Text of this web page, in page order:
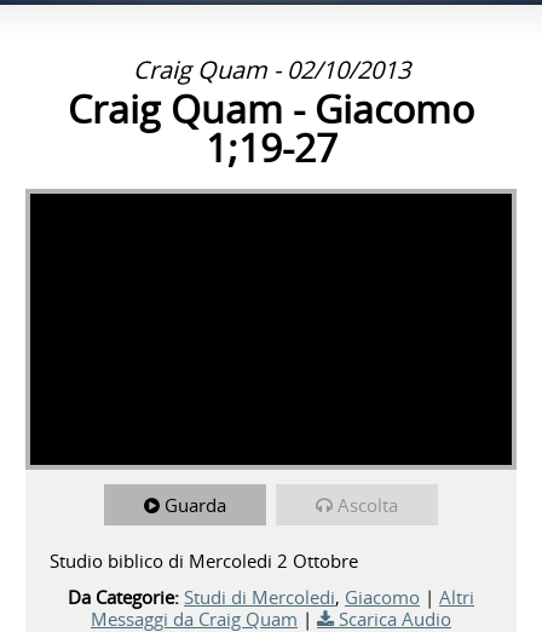
Craig Quam - 02/10/2013
Craig Quam - Giacomo
1;19-27
Guarda Ascolta
Studio biblico di Mercoledi 2 Ottobre
Da Categorie: Studi di Mercoledi, Giacomo | Altri
Messaggi da Craig Quam | Scarica Audio